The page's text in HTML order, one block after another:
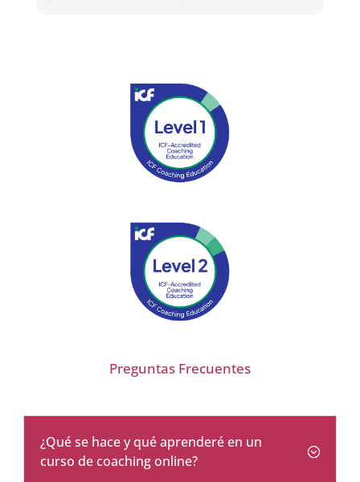
Preguntas Frecuentes
¿Qué se hace y qué aprenderé en un
curso de coaching online?